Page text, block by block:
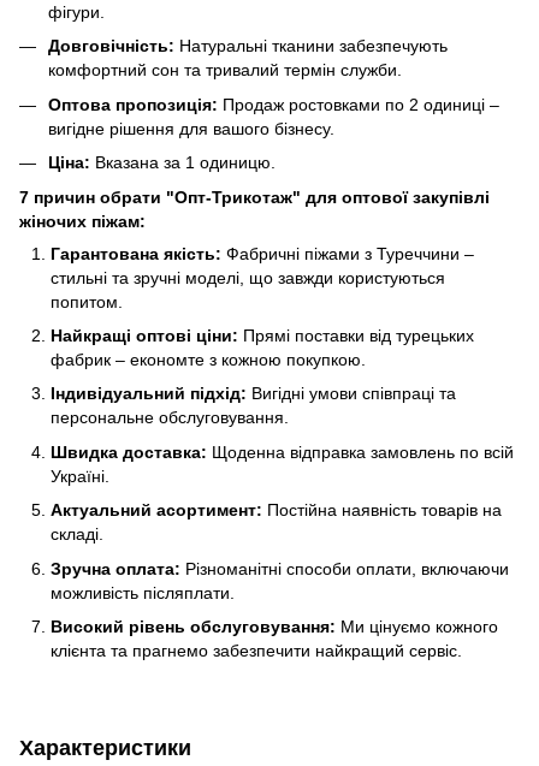
фігури.
Довговічність: Натуральні тканини забезпечують
комфортний сон та тривалий термін служби.
Оптова пропозиція: Продаж ростовками по 2 одиниці –
вигідне рішення для вашого бізнесу.
Ціна: Вказана за 1 одиницю.
7 причин обрати "Опт-Трикотаж" для оптової закупівлі
жіночих піжам:
Гарантована якість: Фабричні піжами з Туреччини –
стильні та зручні моделі, що завжди користуються
попитом.
Найкращі оптові ціни: Прямі поставки від турецьких
фабрик – економте з кожною покупкою.
Індивідуальний підхід: Вигідні умови співпраці та
персональне обслуговування.
Швидка доставка: Щоденна відправка замовлень по всій
Україні.
Актуальний асортимент: Постійна наявність товарів на
складі.
Зручна оплата: Різноманітні способи оплати, включаючи
можливість післяплати.
Високий рівень обслуговування: Ми цінуємо кожного
клієнта та прагнемо забезпечити найкращий сервіс.
Характеристики